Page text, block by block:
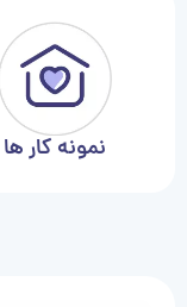
نمونه کار ها